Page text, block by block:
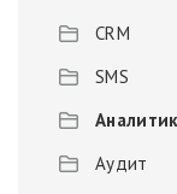
CRM
SMS
Аудит